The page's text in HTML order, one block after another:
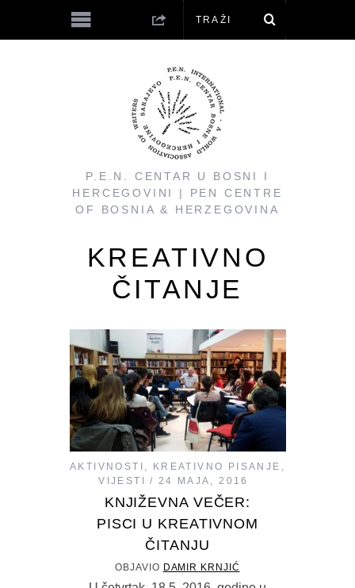
P.E.N. CENTAR U BOSNI I
HERCEGOVINI | PEN CENTRE
OF BOSNIA & HERZEGOVINA
KREATIVNO
ČITANJE
AKTIVNOSTI , KREATIVNO PISANJE ,
VIJESTI
24 MAJA, 2016
KNJIŽEVNA VEČER:
PISCI U KREATIVNOM
ČITANJU
OBJAVIO DAMIR KRNJIĆ